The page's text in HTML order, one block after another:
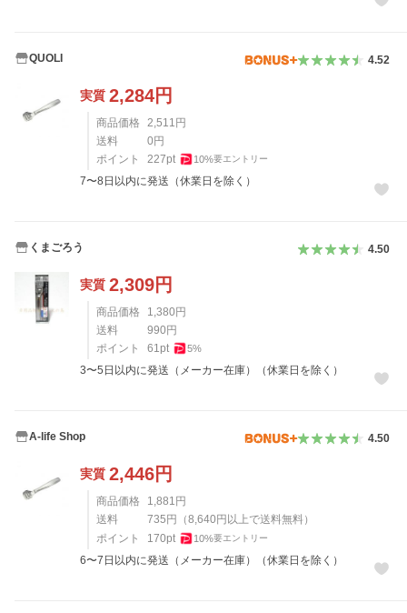
QUOLI 4.52
実質 2,284円
商品価格 2,511 円
送料
0 円
ポイント
227pt 10%要エントリー
7〜8日以内に発送（休業日を除く）
くまごろう 4.50
実質 2,309円
商品価格 1,380 円
送料
990 円
ポイント
61pt 5%
3〜5日以内に発送（メーカー在庫）（休業日を除く）
A-life Shop 4.50
実質 2,446円
商品価格 1,881 円
送料
735 円 （8,640 円以上で送料無料）
ポイント
170pt 10%要エントリー
6〜7日以内に発送（メーカー在庫）（休業日を除く）